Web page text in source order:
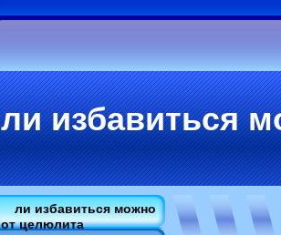
ли избавиться
ли избавиться можно
от целюлита